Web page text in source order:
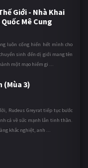
Giới - Nhà Khai
Mê Cung
luôn cống hiến hết mình cho
sinh đến dị giới mang tên
một mạo hiểm gi ...
(Mùa 3)
Rudeus Greyrat tiếp tục bước
cả về sức mạnh lẫn tinh thần.
khắc nghiệt, anh ...